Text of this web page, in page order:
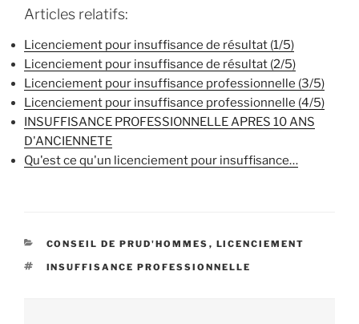
Articles relatifs:
Licenciement pour insuffisance de résultat (1/5)
Licenciement pour insuffisance de résultat (2/5)
Licenciement pour insuffisance professionnelle (3/5)
Licenciement pour insuffisance professionnelle (4/5)
INSUFFISANCE PROFESSIONNELLE APRES 10 ANS
D'ANCIENNETE
Qu'est ce qu'un licenciement pour insuffisance…
CATÉGORIES
CONSEIL DE PRUD'HOMMES , LICENCIEMENT
ÉTIQUETTES
INSUFFISANCE PROFESSIONNELLE